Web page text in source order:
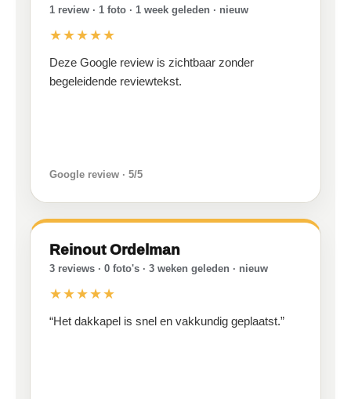
1 review · 1 foto · 1 week geleden · nieuw
★★★★★
Deze Google review is zichtbaar zonder
begeleidende reviewtekst.
Google review · 5/5
Reinout Ordelman
3 reviews · 0 foto's · 3 weken geleden · nieuw
★★★★★
“Het dakkapel is snel en vakkundig geplaatst.”